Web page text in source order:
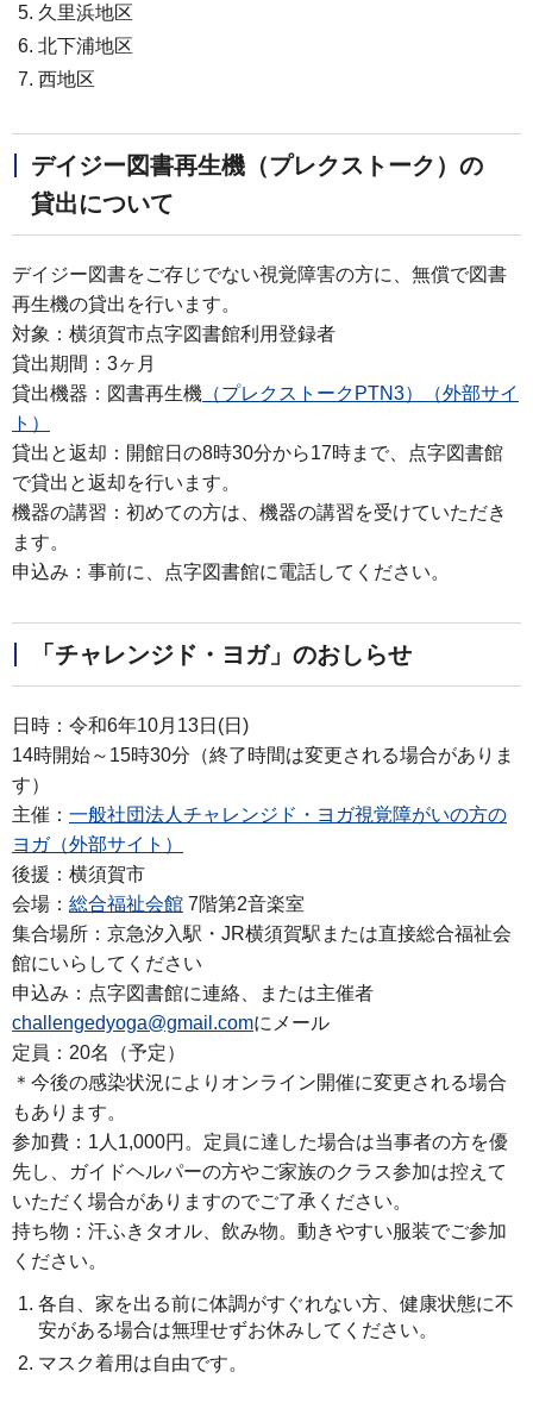
久里浜地区
北下浦地区
西地区
デイジー図書再生機（プレクストーク）の
貸出について
デイジー図書をご存じでない視覚障害の方に、無償で図書
再生機の貸出を行います。
対象：横須賀市点字図書館利用登録者
貸出期間：3ヶ月
貸出機器：図書再生機 （プレクストークPTN3）（外部サイ
ト）
貸出と返却：開館日の8時30分から17時まで、点字図書館
で貸出と返却を行います。
機器の講習：初めての方は、機器の講習を受けていただき
ます。
申込み：事前に、点字図書館に電話してください。
「チャレンジド・ヨガ」のおしらせ
日時：令和6年10月13日(日)
14時開始～15時30分（終了時間は変更される場合がありま
す）
主催： 一般社団法人チャレンジド・ヨガ視覚障がいの方の
ヨガ（外部サイト）
後援：横須賀市
会場： 総合福祉会館 7階第2音楽室
集合場所：京急汐入駅・JR横須賀駅または直接総合福祉会
館にいらしてください
申込み：点字図書館に連絡、または主催者
challengedyoga@gmail.comにメール
定員：20名（予定）
＊今後の感染状況によりオンライン開催に変更される場合
もあります。
参加費：1人1,000円。定員に達した場合は当事者の方を優
先し、ガイドヘルパーの方やご家族のクラス参加は控えて
いただく場合がありますのでご了承ください。
持ち物：汗ふきタオル、飲み物。動きやすい服装でご参加
ください。
各自、家を出る前に体調がすぐれない方、健康状態に不
安がある場合は無理せずお休みしてください。
マスク着用は自由です。